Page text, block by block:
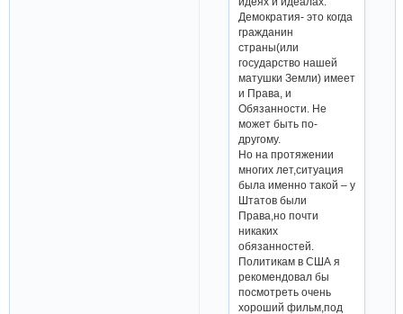
Демократия- это когда
гражданин
страны(или
государство нашей
матушки Земли) имеет
и Права, и
Обязанности. Не
может быть по-
другому.
Но на протяжении
многих лет,ситуация
была именно такой – у
Штатов были
Права,но почти
никаких
обязанностей.
Политикам в США я
рекомендовал бы
посмотреть очень
хороший фильм,под